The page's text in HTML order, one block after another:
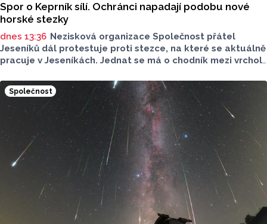
Spor o Keprník sílí. Ochránci napadají podobu nové
horské stezky
dnes 13:36 Nezisková organizace Společnost přátel
Jeseníků dál protestuje proti stezce, na které se aktuálně
pracuje v Jeseníkách. Jednat se má o chodník mezi vrcholy
chodníku se podle odborníků příroda jen poškodí, chodník
mezi vrcholy podle nich není nutný.
Společnost